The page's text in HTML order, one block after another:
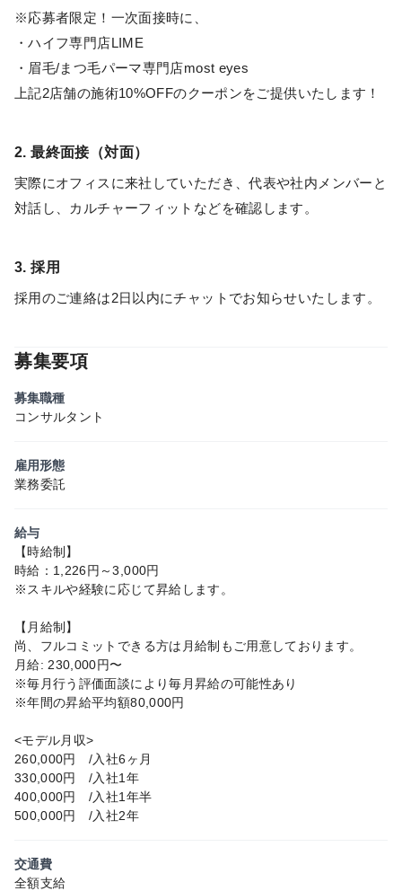
※応募者限定！一次面接時に、
・ハイフ専門店LIME
・眉毛/まつ毛パーマ専門店most eyes
上記2店舗の施術10%OFFのクーポンをご提供いたします！
2. 最終面接（対面）
実際にオフィスに来社していただき、代表や社内メンバーと
対話し、カルチャーフィットなどを確認します。
3. 採用
採用のご連絡は2日以内にチャットでお知らせいたします。
募集要項
募集職種
コンサルタント
雇用形態
業務委託
給与
【時給制】
時給：1,226円～3,000円
※スキルや経験に応じて昇給します。
【月給制】
尚、フルコミットできる方は月給制もご用意しております。
月給: 230,000円〜
※毎月行う評価面談により毎月昇給の可能性あり
※年間の昇給平均額80,000円
<モデル月収>
260,000円 /入社6ヶ月
330,000円 /入社1年
400,000円 /入社1年半
500,000円 /入社2年
交通費
全額支給